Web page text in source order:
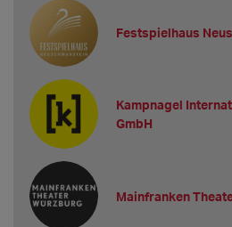
Festspielhaus
Kampnagel
GmbH
Mainfranken